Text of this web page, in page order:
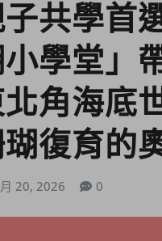
共學首
小學堂」
角海底
復育的
20, 2026 0